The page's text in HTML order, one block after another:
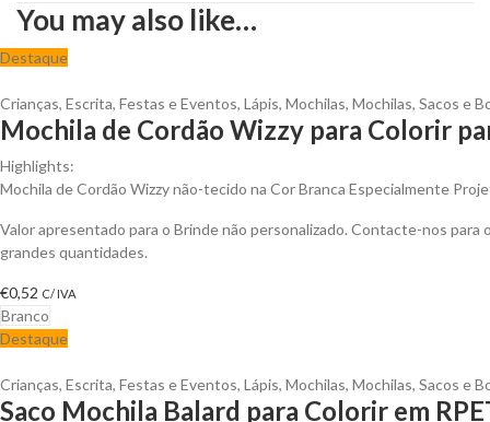
You may also like…
Destaque
Crianças, Escrita, Festas e Eventos, Lápis, Mochilas, Mochilas, Sacos e
Mochila de Cordão Wizzy para Colorir
Highlights:
Mochila de Cordão Wizzy não-tecido na Cor Branca Especialmente
Valor apresentado para o Brinde não personalizado. Contacte-nos
grandes quantidades.
€0,52 C/ IVA
Branco
Destaque
Crianças, Escrita, Festas e Eventos, Lápis, Mochilas, Mochilas, Sacos e
Saco Mochila Balard para Colorir em